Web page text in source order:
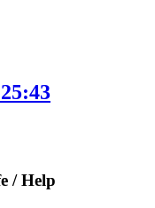
/ Help